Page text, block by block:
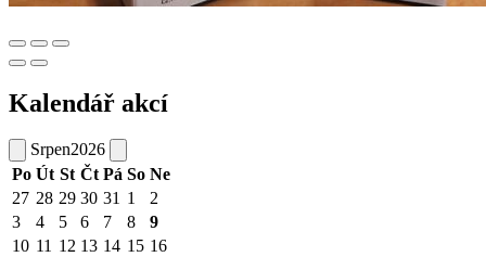
Kalendář akcí
Srpen2026
Po Út St Čt Pá So Ne
27 28 29 30 31 1
2
3
4 5 6 7 8
9
10 11 12 13 14 15 16